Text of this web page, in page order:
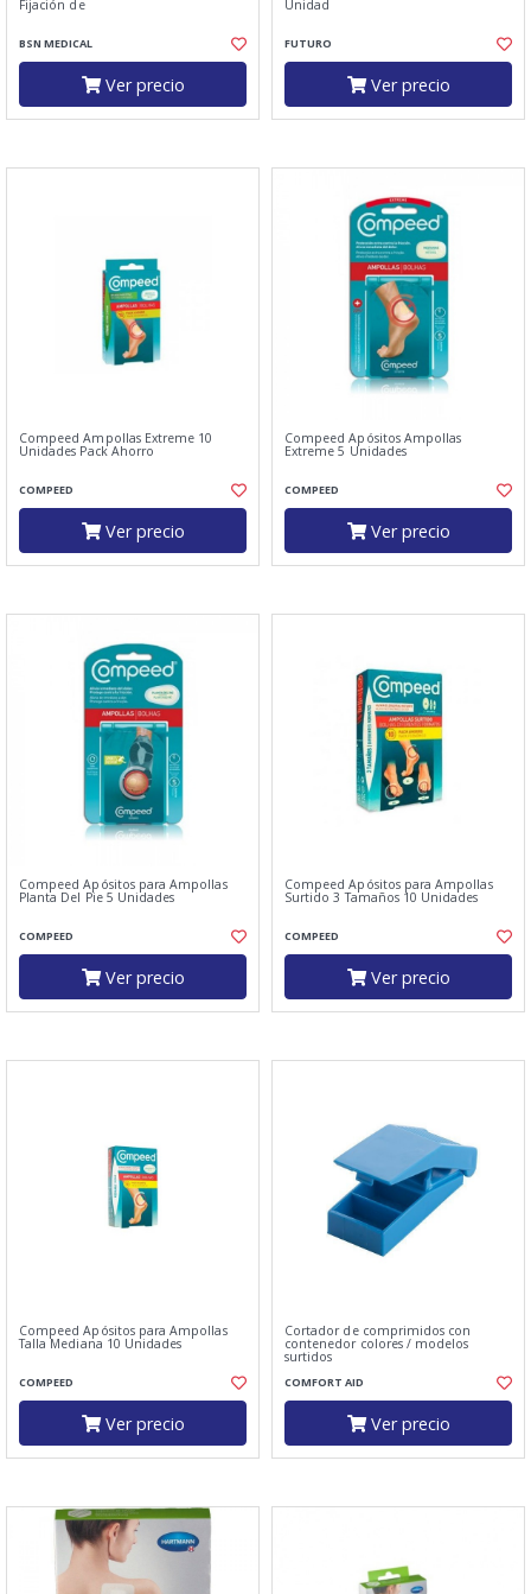
Fijación de
BSN MEDICAL
Ver precio
Unidad
FUTURO
Ver precio
Compeed Ampollas Extreme 10
Unidades Pack Ahorro
COMPEED
Ver precio
Compeed Apósitos Ampollas
Extreme 5 Unidades
COMPEED
Ver precio
Compeed Apósitos para Ampollas
Planta Del Pie 5 Unidades
COMPEED
Ver precio
Compeed Apósitos para Ampollas
Surtido 3 Tamaños 10 Unidades
COMPEED
Ver precio
Compeed Apósitos para Ampollas
Talla Mediana 10 Unidades
COMPEED
Ver precio
Cortador de comprimidos con
contenedor colores / modelos
surtidos
COMFORT AID
Ver precio